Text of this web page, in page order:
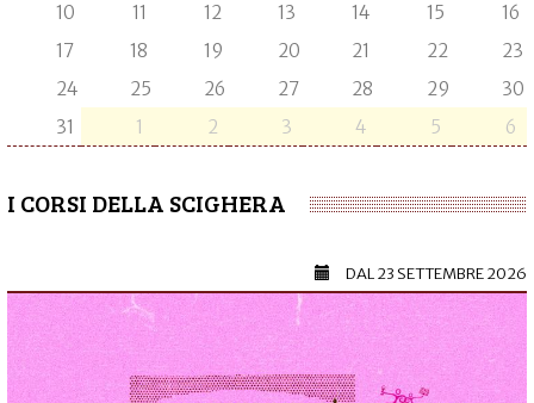
10
11 12 13 14 15
16
17
18 19 20 21 22
23
24
25 26 27 28 29
30
31
1 2 3 4 5 6
I CORSI DELLA SCIGHERA
DAL23 SETTEMBRE 2026